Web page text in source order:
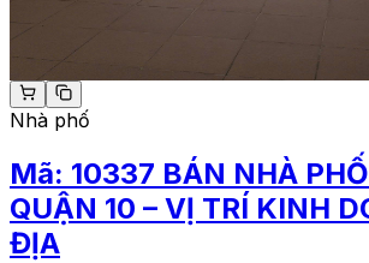
Nhà phố
Mã: 10337 BÁN NHÀ
QUẬN 10 – VỊ TRÍ KINH
ĐỊA